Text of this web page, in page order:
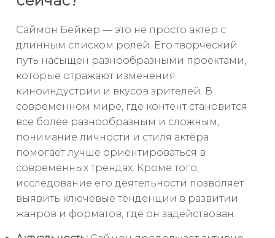
Саймон Бейкер — это не просто актёр с
длинным списком ролей. Его творческий
путь насыщен разнообразными проектами,
которые отражают изменения
киноиндустрии и вкусов зрителей. В
современном мире, где контент становится
все более разнообразным и сложным,
понимание личности и стиля актёра
помогает лучше ориентироваться в
современных трендах. Кроме того,
исследование его деятельности позволяет
выявить ключевые тенденции в развитии
жанров и форматов, где он задействован.